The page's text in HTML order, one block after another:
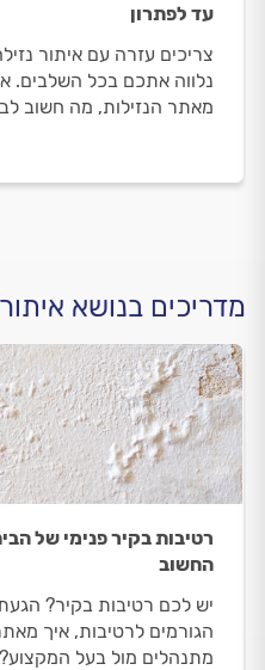
עד לפתרון
צריכים עזרה עם איתור
נלווה אתכם בכל השלבים.
מאתר הנזילות, מה חשוב
מדריכים בנושא איתור
רטיבות בקיר פנימי של
החשוב
יש לכם רטיבות בקיר?
הגורמים לרטיבות, איך
מתנהלים מול בעל המקצוע?